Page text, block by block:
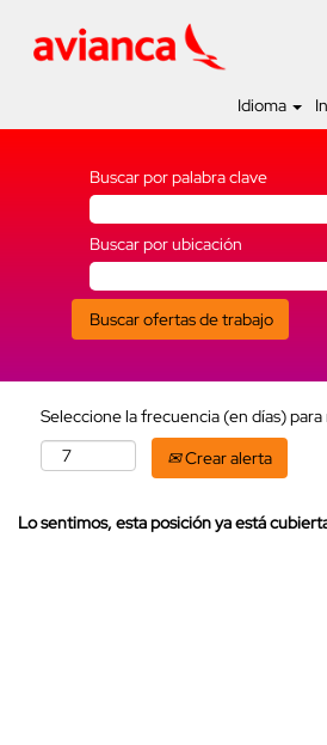
Idioma
Buscar por palabra clave
Buscar por ubicación
Seleccione la frecuencia (en días)
Crear alerta
Lo sentimos, esta posición ya está